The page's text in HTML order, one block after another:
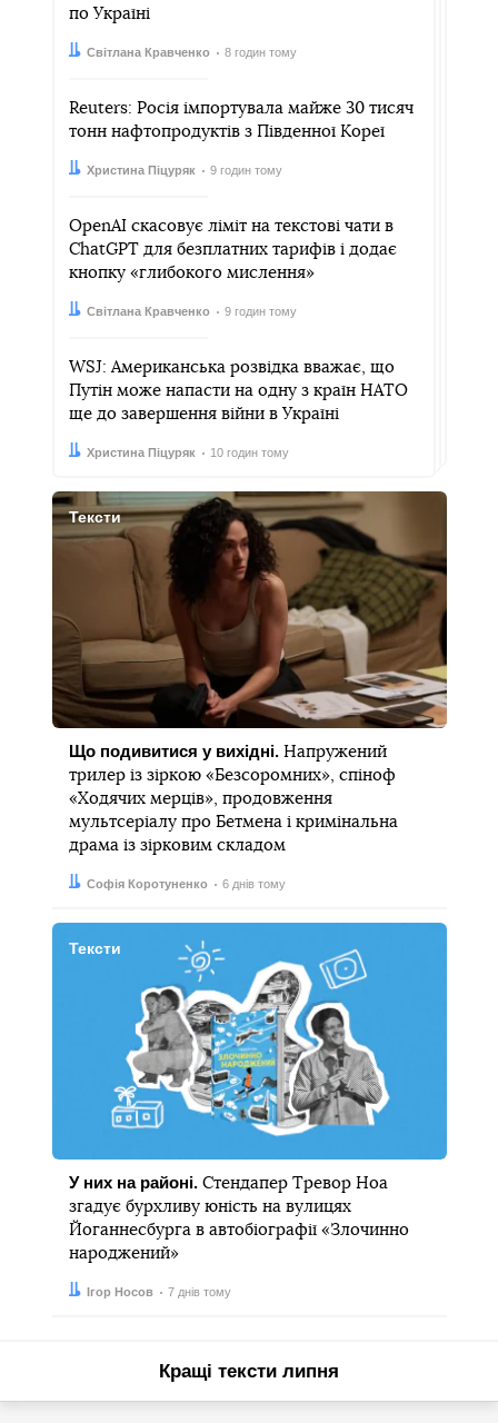
по Україні
Автор:
Світлана Кравченко
Дата: 8 годин тому
Reuters: Росія імпортувала майже 30 тисяч
тонн нафтопродуктів з Південної Кореї
Автор:
Христина Піцуряк
Дата: 9 годин тому
OpenAI скасовує ліміт на текстові чати в
ChatGPT для безплатних тарифів і додає
кнопку «глибокого мислення»
Автор:
Світлана Кравченко
Дата: 9 годин тому
WSJ: Американська розвідка вважає, що
Путін може напасти на одну з країн НАТО
ще до завершення війни в Україні
Автор:
Христина Піцуряк
Дата: 10 годин тому
Тексти
Що подивитися у вихідні. Напружений
трилер із зіркою «Безсоромних», спіноф
«Ходячих мерців», продовження
мультсеріалу про Бетмена і кримінальна
драма із зірковим складом
Автор:
Софія Коротуненко
Дата: 6 днів тому
Тексти
У них на районі.Стендапер Тревор Ноа
згадує бурхливу юність на вулицях
Йоганнесбурга в автобіографії «Злочинно
народжений»
Автор:
Ігор Носов
Дата: 7 днів тому
Кращі тексти липня